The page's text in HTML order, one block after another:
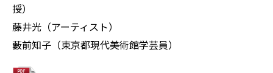
授）
藤井光（アーティスト）
藪前知子（東京都現代美術館学芸員）